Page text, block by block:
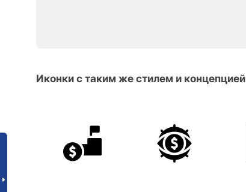
Иконки с таким же стилем и концепцией